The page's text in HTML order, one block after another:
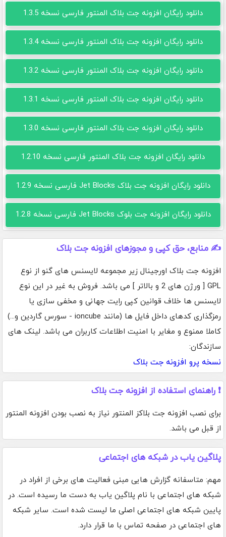
دانلود رایگان افزونه جت بلاک المنتور فارسی نسخه 1.3.5
دانلود رایگان افزونه جت بلاک المنتور فارسی نسخه 1.3.4
دانلود رایگان افزونه جت بلاک المنتور فارسی نسخه 1.3.2
دانلود رایگان افزونه جت بلاک المنتور فارسی نسخه 1.3.1
دانلود رایگان افزونه جت بلاک المنتور فارسی نسخه 1.3.0
دانلود رایگان افزونه جت بلاک المنتور فارسی نسخه 1.2.10
دانلود رایگان افزونه جت بلاک Jet Blocks فارسی نسخه 1.2.9
دانلود رایگان افزونه جت بلوک Jet Blocks فارسی نسخه 1.2.8
✍️ منابع، حق کپی و مجوزهای افزونه جت بلاک
افزونه جت بلاک اورجینال زیر مجموعه لایسنس های گنو از نوع
GPL [ ورژن های 2 و بالاتر ] می باشد. فروش به غیر در این نوع
لایسنس ها خلاف قوانین کپی رایت جهانی و مخفی سازی یا
رمزگذاری کدهای داخل فایل ها (مانند ioncube - سورس گاردین و...)
کاملا ممنوع و مغایر با امنیت اطلاعات کاربران می باشد. لینک های
سازندگان:
نسخه پرو افزونه جت بلاک
❗ راهنمای استفاده از افزونه جت بلاک
برای نصب افزونه جت بلاکز المنتور نیاز به نصب بودن افزونه المنتور
از قبل می باشد.
پلاگین یاب در شبکه های اجتماعی
مهم: متاسفانه گزارش هایی مبنی فعالیت های برخی از افراد در
شبکه های اجتماعی با نام پلاگین یاب به دست ما رسیده است. در
پایین شبکه های اجتماعی اصلی ما لیست شده است. سایر شبکه
های اجتماعی در صفحه تماس با ما قرار دارد.